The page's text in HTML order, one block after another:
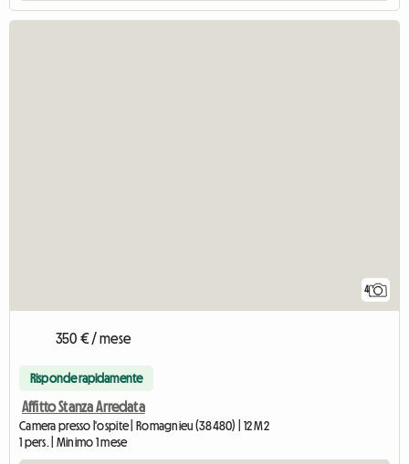
4
350 € / mese
Risponde rapidamente
Affitto Stanza Arredata
Camera presso l'ospite | Romagnieu (38480) | 12 M2
1 pers. | Minimo 1 mese